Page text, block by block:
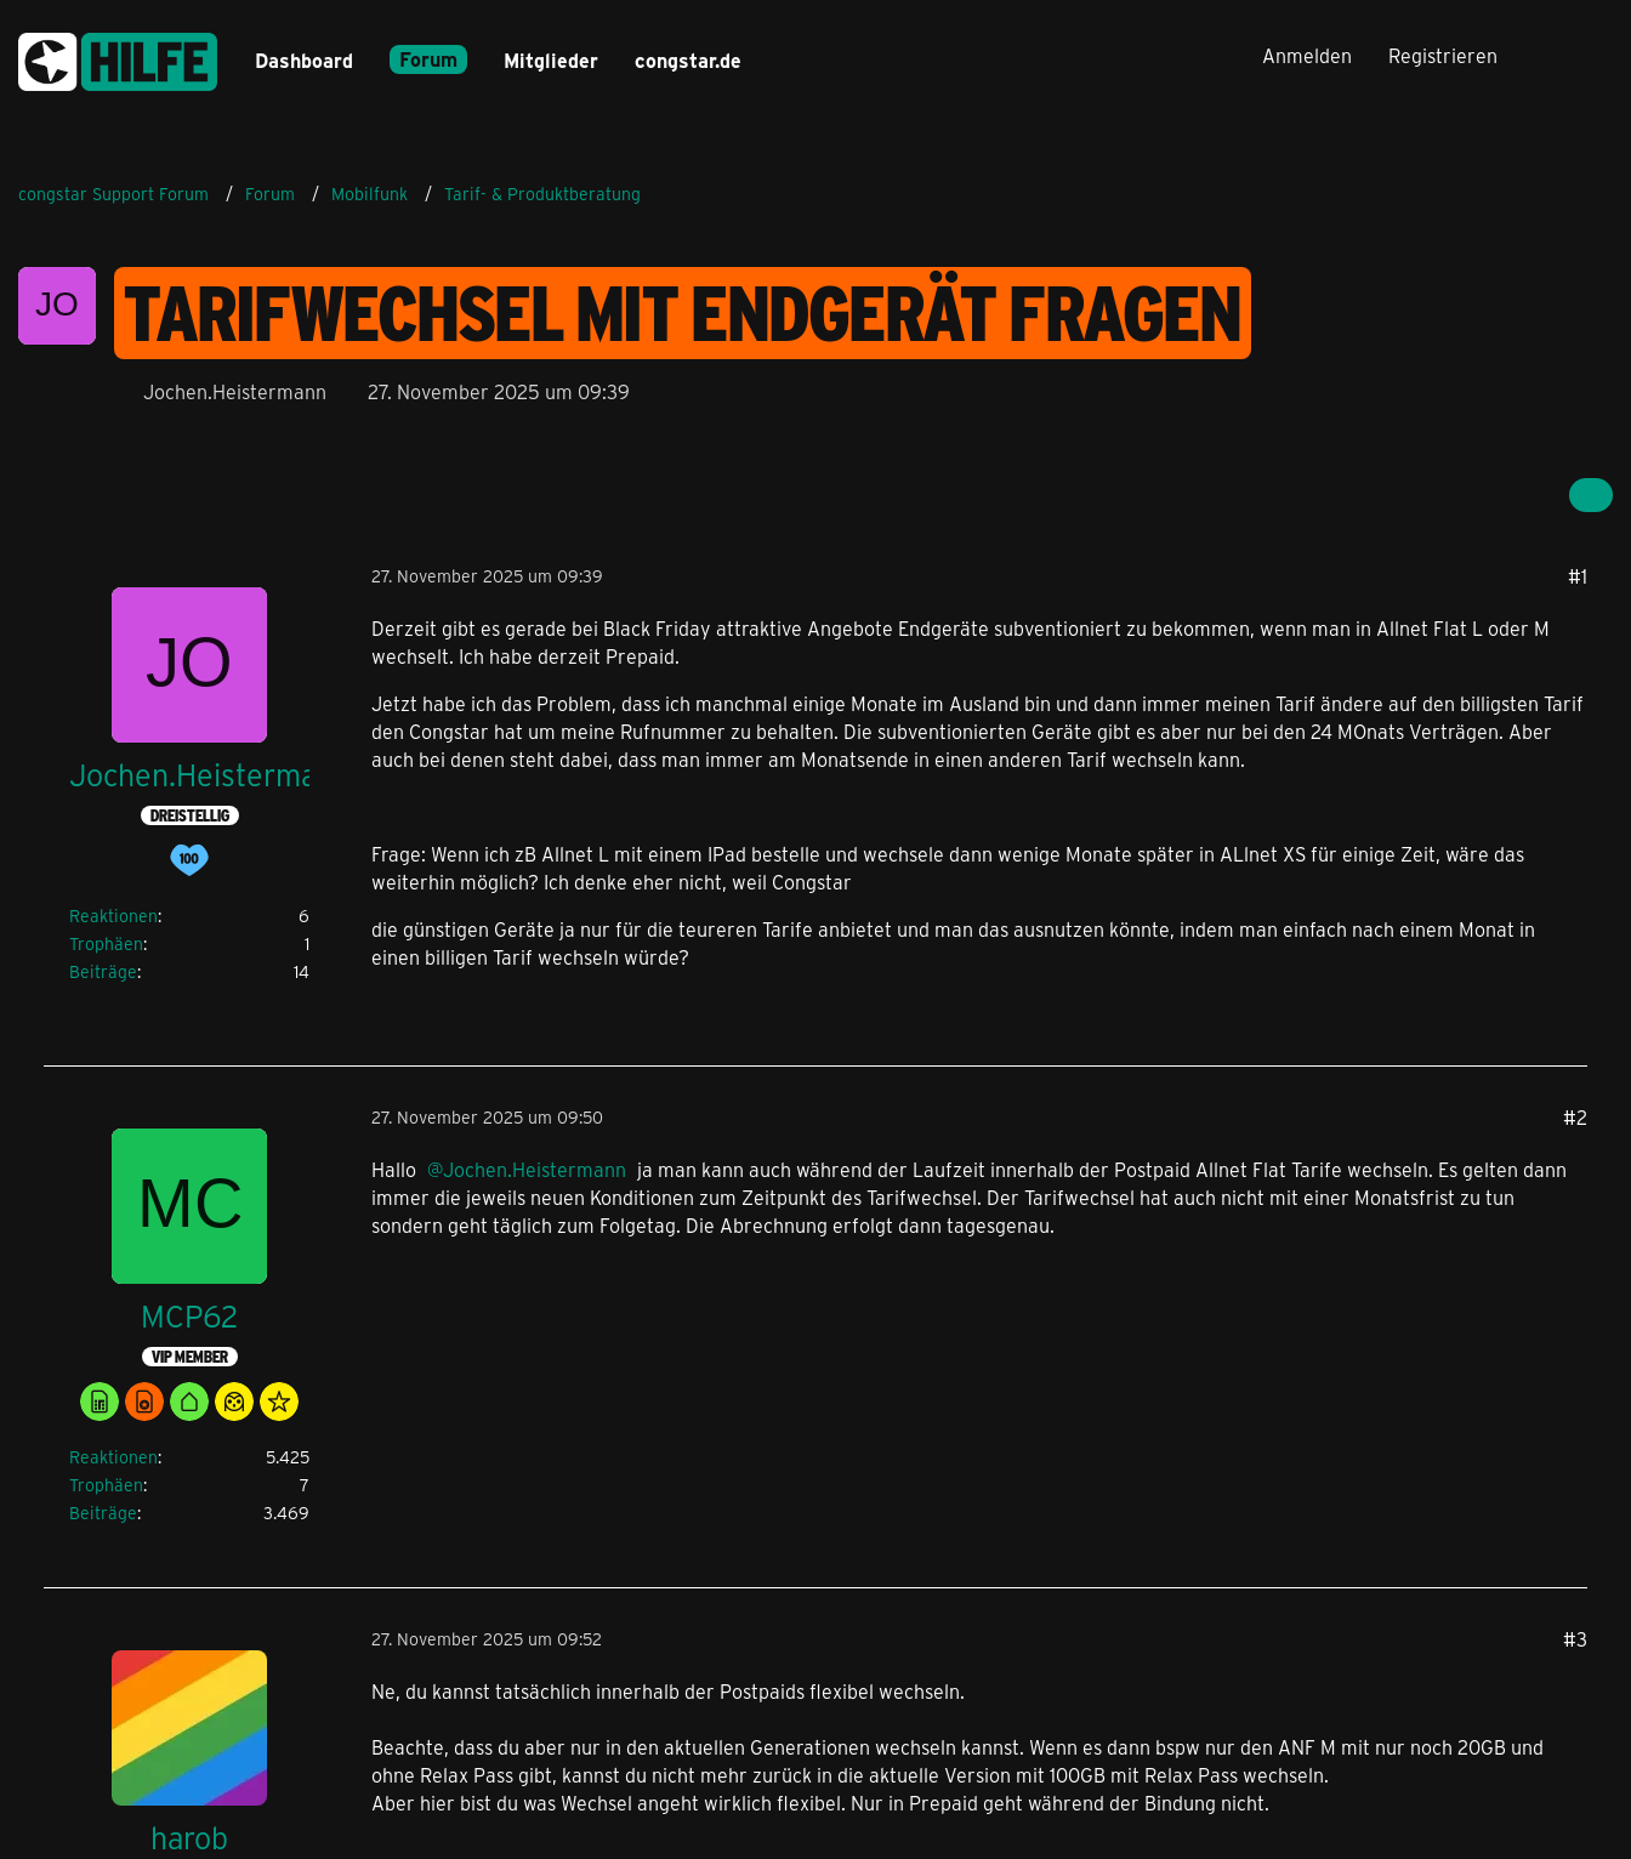
Dashboard Forum Mitglieder congstar.de Anmelden Registrieren
congstar Support Forum Forum Mobilfunk Tarif- & Produktberatung
TARIFWECHSEL MIT ENDGERÄT FRAGEN
Jochen.Heistermann 27. November 2025 um 09:39
Jochen.Heistermann
DREISTELLIG
Reaktionen
6
Trophäen
1
Beiträge
14
27. November 2025 um 09:39 #1
Derzeit gibt es gerade bei Black Friday attraktive Angebote Endgeräte subventioniert zu bekommen, wenn man in Allnet Flat L oder M
wechselt. Ich habe derzeit Prepaid.
Jetzt habe ich das Problem, dass ich manchmal einige Monate im Ausland bin und dann immer meinen Tarif ändere auf den billigsten Tarif
den Congstar hat um meine Rufnummer zu behalten. Die subventionierten Geräte gibt es aber nur bei den 24 MOnats Verträgen. Aber
auch bei denen steht dabei, dass man immer am Monatsende in einen anderen Tarif wechseln kann.
Frage: Wenn ich zB Allnet L mit einem IPad bestelle und wechsele dann wenige Monate später in ALlnet XS für einige Zeit, wäre das
weiterhin möglich? Ich denke eher nicht, weil Congstar
die günstigen Geräte ja nur für die teureren Tarife anbietet und man das ausnutzen könnte, indem man einfach nach einem Monat in
einen billigen Tarif wechseln würde?
MCP62
VIP MEMBER
Reaktionen
5.425
Trophäen
7
Beiträge
3.469
27. November 2025 um 09:50 #2
Hallo Jochen.Heistermann ja man kann auch während der Laufzeit innerhalb der Postpaid Allnet Flat Tarife wechseln. Es gelten dann
immer die jeweils neuen Konditionen zum Zeitpunkt des Tarifwechsel. Der Tarifwechsel hat auch nicht mit einer Monatsfrist zu tun
sondern geht täglich zum Folgetag. Die Abrechnung erfolgt dann tagesgenau.
harob
27. November 2025 um 09:52 #3
Ne, du kannst tatsächlich innerhalb der Postpaids flexibel wechseln.
Beachte, dass du aber nur in den aktuellen Generationen wechseln kannst. Wenn es dann bspw nur den ANF M mit nur noch 20GB und
ohne Relax Pass gibt, kannst du nicht mehr zurück in die aktuelle Version mit 100GB mit Relax Pass wechseln.
Aber hier bist du was Wechsel angeht wirklich flexibel. Nur in Prepaid geht während der Bindung nicht.